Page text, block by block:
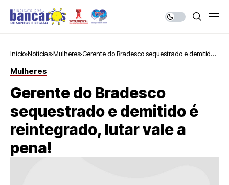
Início Notícias Mulheres Gerente do Bradesco sequestrado e demitido
Mulheres
Gerente do Bradesco
sequestrado e demitido é
reintegrado, lutar vale a
pena!